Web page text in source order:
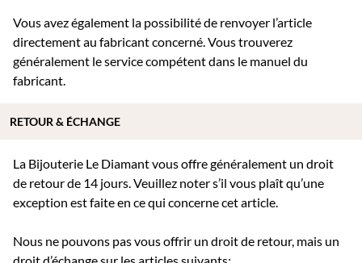
Vous avez également la possibilité de renvoyer l’article
directement au fabricant concerné. Vous trouverez
généralement le service compétent dans le manuel du
fabricant.
La Bijouterie Le Diamant vous offre généralement un droit
de retour de 14 jours. Veuillez noter s’il vous plaît qu’une
exception est faite en ce qui concerne cet article.
Nous ne pouvons pas vous offrir un droit de retour, mais un
droit d’échange sur les articles suivants:
RETOUR & ÉCHANGE